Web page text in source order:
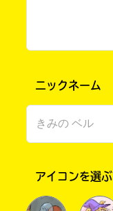
ニックネーム
アイコンを選ぶ